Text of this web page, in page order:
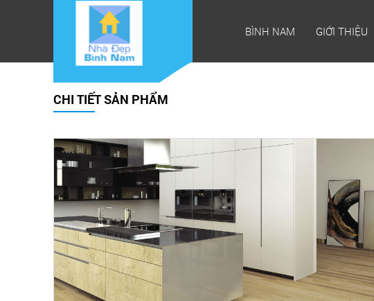
BÌNH NAM GIỚI THIỆU
CHI TIẾT SẢN PHẨM